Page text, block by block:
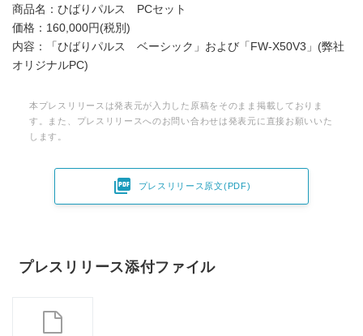
商品名：ひばりパルス PCセット
価格：160,000円(税別)
内容：「ひばりパルス ベーシック」および「FW-X50V3」(弊社
オリジナルPC)
本プレスリリースは発表元が入力した原稿をそのまま掲載しておりま
す。また、プレスリリースへのお問い合わせは発表元に直接お願いいた
します。
 プレスリリース原文(PDF)
プレスリリース添付ファイル